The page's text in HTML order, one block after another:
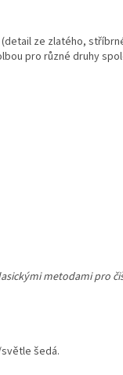
ze zlatého,
pro různé druhy
metodami pro
šedá.